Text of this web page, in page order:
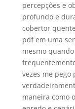
percepções e
profundo e
cobertor
pdf em uma
mesmo
vezes me
maneira como